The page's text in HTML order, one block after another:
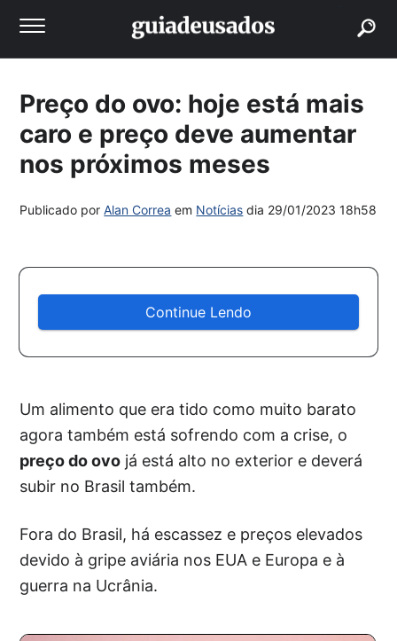
Preço do ovo: hoje está mais
caro e preço deve aumentar
nos próximos meses
Publicado porAlan Correa em Notícias dia 29/01/2023 18h58
Continue Lendo
Um alimento que era tido como muito barato
agora também está sofrendo com a crise, o
preço do ovo já está alto no exterior e deverá
subir no Brasil também.
Fora do Brasil, há escassez e preços elevados
devido à gripe aviária nos EUA e Europa e à
guerra na Ucrânia.